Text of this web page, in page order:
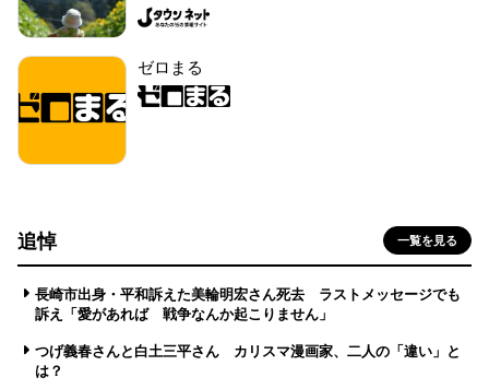
ゼロまる
追悼 一覧を見る
長崎市出身・平和訴えた美輪明宏さん死去 ラストメッセージでも
訴え「愛があれば 戦争なんか起こりません」
つげ義春さんと白土三平さん カリスマ漫画家、二人の「違い」と
は？